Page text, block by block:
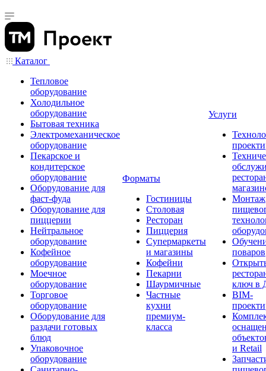
Каталог
Тепловое
оборудование
Холодильное
оборудование
Бытовая техника
Электромеханическое
оборудование
Пекарское и
кондитерское
оборудование
Оборудование для
фаст-фуда
Оборудование для
пиццерии
Нейтральное
оборудование
Кофейное
оборудование
Моечное
оборудование
Торговое
оборудование
Оборудование для
раздачи готовых
блюд
Упаковочное
оборудование
Форматы
Гостиницы
Столовая
Ресторан
Пиццерия
Супермаркеты
и магазины
Кофейни
Пекарни
Шаурмичные
Частные
кухни
премиум-
класса
Услуги
Монтаж
поваров
ключ в
BIM-
и Retail